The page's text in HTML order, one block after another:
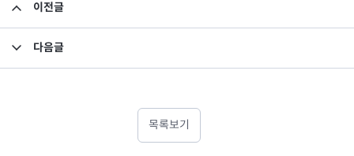
이전글
다음글
목록보기